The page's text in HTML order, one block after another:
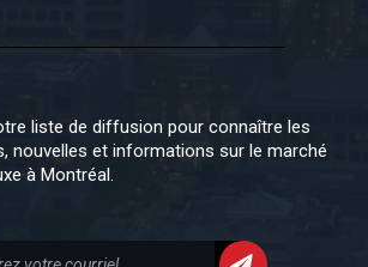
liste de diffusion pour connaître les
nouvelles et informations sur le marché
à Montréal.